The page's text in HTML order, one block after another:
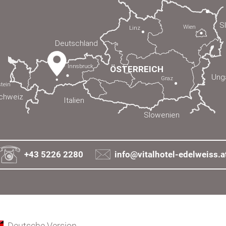
+43 5226 2280 info@vitalhotel-